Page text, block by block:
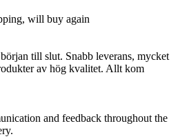
will buy again
till slut. Snabb leverans, mycket
av hög kvalitet. Allt kom
and feedback throughout the